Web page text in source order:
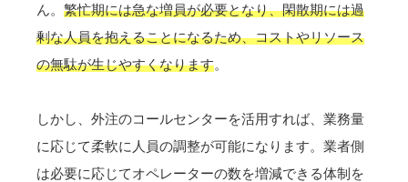
ん。 繁忙期には急な増員が必要となり、閑散期には過
剰な人員を抱えることになるため、コストやリソース
の無駄が生じやすくなります。
しかし、外注のコールセンターを活用すれば、業務量
に応じて柔軟に人員の調整が可能になります。業者側
は必要に応じてオペレーターの数を増減できる体制を